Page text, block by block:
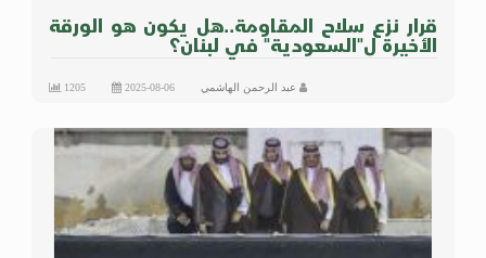
قرار نزع سلاح المقاومة..هل يكون هو الورقة
الأخيرة ل"السعودية" في لبنان؟
عبد الرحمن الهاشمي 2025-08-06
1205